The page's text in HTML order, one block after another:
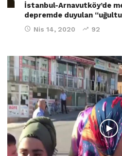
İstanbul-Arnavutköy’de
depremde duyulan
Nis 14, 2020 92